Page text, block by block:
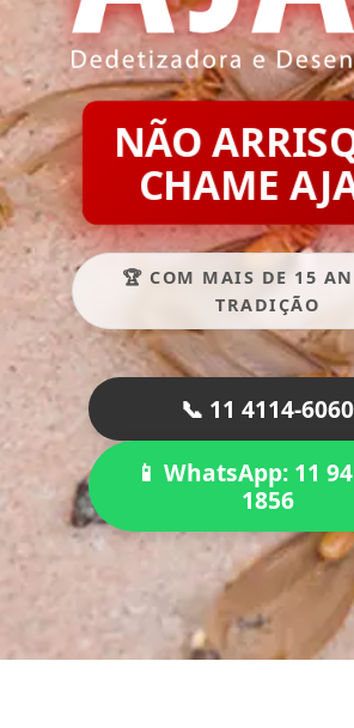
NÃO
CHAME
🏆 COM MAIS DE 15
TRADIÇÃO
📞 11 4114-6060
📱 WhatsApp: 11
1856